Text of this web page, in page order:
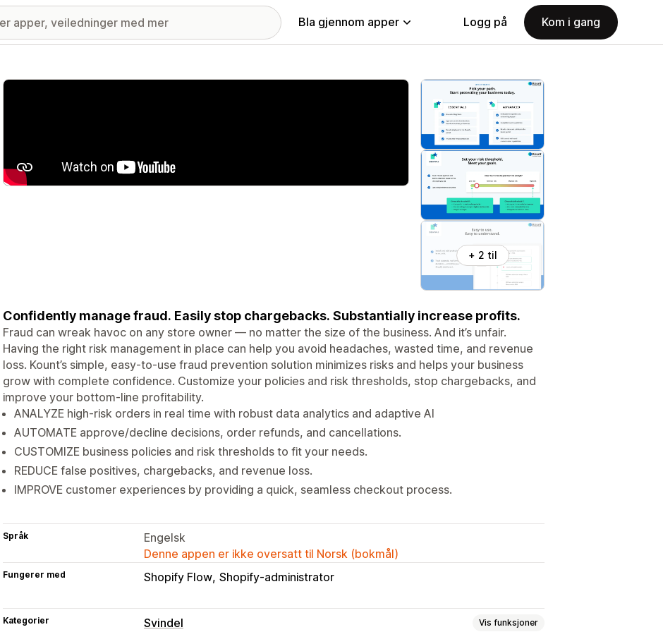
Bla gjennom apper Logg på Kom i gang
Galleri med fremhevede bilder
+ 2 til
Confidently manage fraud. Easily stop chargebacks. Substantially increase profits.
Fraud can wreak havoc on any store owner — no matter the size of the business. And it’s unfair.
Having the right risk management in place can help you avoid headaches, wasted time, and revenue
loss. Kount’s simple, easy-to-use fraud prevention solution minimizes risks and helps your business
grow with complete confidence. Customize your policies and risk thresholds, stop chargebacks, and
improve your bottom-line profitability.
ANALYZE high-risk orders in real time with robust data analytics and adaptive AI
AUTOMATE approve/decline decisions, order refunds, and cancellations.
CUSTOMIZE business policies and risk thresholds to fit your needs.
REDUCE false positives, chargebacks, and revenue loss.
IMPROVE customer experiences by providing a quick, seamless checkout process.
Språk
Engelsk
Denne appen er ikke oversatt til Norsk (bokmål)
Fungerer med Shopify Flow Shopify-administrator
Kategorier Svindel Vis funksjoner